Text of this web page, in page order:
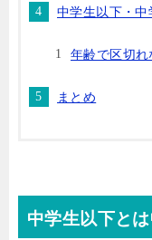
中学生以下・
年齢で区切れ
まとめ
中学生以下と